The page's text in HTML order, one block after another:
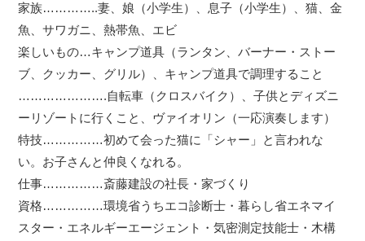
家族…………..妻、娘（小学生）、息子（小学生）、猫、金
魚、サワガニ、熱帯魚、エビ
楽しいもの…キャンプ道具（ランタン、バーナー・ストー
ブ、クッカー、グリル）、キャンプ道具で調理すること
………………….自転車（クロスバイク）、子供とディズニ
ーリゾートに行くこと、ヴァイオリン（一応演奏します）
特技……………初めて会った猫に「シャー」と言われな
い。お子さんと仲良くなれる。
仕事……………斎藤建設の社長・家づくり
資格……………環境省うちエコ診断士・暮らし省エネマイ
スター・エネルギーエージェント・気密測定技能士・木構